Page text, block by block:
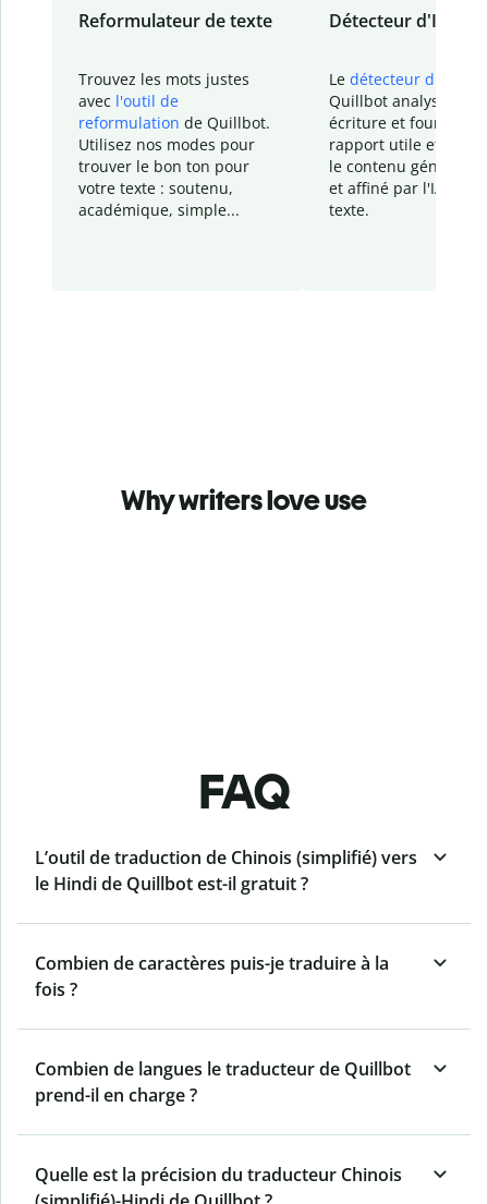
Reformulateur de texte
Trouvez les mots justes
avec l'outil de
reformulation de Quillbot.
Utilisez nos modes pour
trouver le bon ton pour
votre texte : soutenu,
académique, simple...
Détecteur d'IA
Le détecteur d'IA
Quillbot analyse votre
écriture et fournit un
rapport utile et
le contenu généré
et affiné par l'IA
texte.
Why writers love use
FAQ
L’outil de traduction de Chinois (simplifié) vers
le Hindi de Quillbot est-il gratuit ?
Combien de caractères puis-je traduire à la
fois ?
Combien de langues le traducteur de Quillbot
prend-il en charge ?
Quelle est la précision du traducteur Chinois